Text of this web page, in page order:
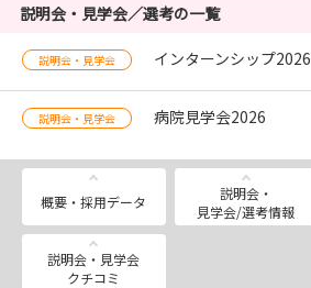
説明会・見学会／選考の一覧
説明会・見学会 インターンシップ2026
説明会・見学会 病院見学会2026
概要・採用データ
説明会・
見学会/選考情報
説明会・見学会
クチコミ